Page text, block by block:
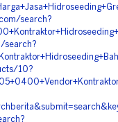
search?
search?
10?